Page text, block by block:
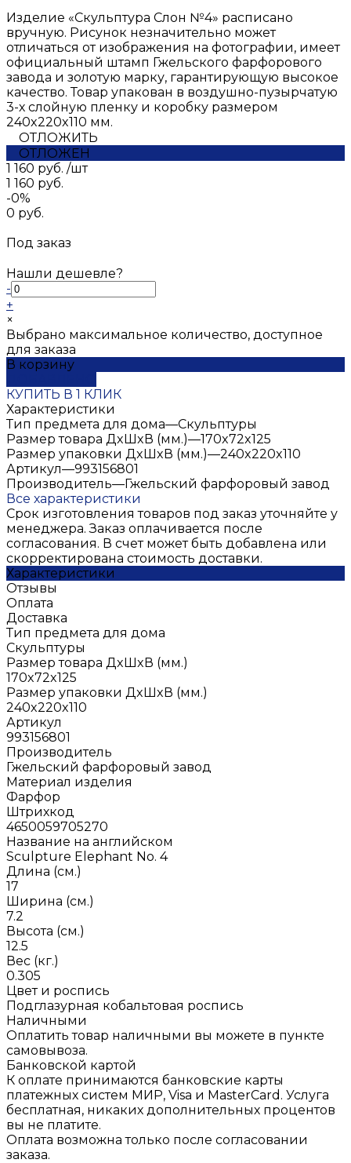
Изделие «Скульптура Слон №4» расписано
вручную. Рисунок незначительно может
отличаться от изображения на фотографии, имеет
официальный штамп Гжельского фарфорового
завода и золотую марку, гарантирующую высокое
качество. Товар упакован в воздушно-пузырчатую
3-х слойную пленку и коробку размером
240x220x110 мм.
ОТЛОЖИТЬ
ОТЛОЖЕН
1 160 руб. /шт
1 160 руб.
-0%
0 руб.
Под заказ
Нашли дешевле?
-
+
×
Выбрано максимальное количество, доступное
для заказа
В корзину
КУПИТЬ В 1 КЛИК
Характеристики
Тип предмета для дома—Скульптуры
Размер товара ДxШxВ (мм.)—170x72x125
Размер упаковки ДxШxВ (мм.)—240x220x110
Артикул—993156801
Производитель—Гжельский фарфоровый завод
Все характеристики
Срок изготовления товаров под заказ уточняйте у
менеджера. Заказ оплачивается после
согласования. В счет может быть добавлена или
скорректирована стоимость доставки.
Характеристики
Отзывы
Оплата
Доставка
Тип предмета для дома
Скульптуры
Размер товара ДxШxВ (мм.)
170x72x125
Размер упаковки ДxШxВ (мм.)
240x220x110
Артикул
993156801
Производитель
Гжельский фарфоровый завод
Материал изделия
Фарфор
Штрихкод
4650059705270
Название на английском
Sculpture Elephant No. 4
Длина (см.)
17
Ширина (см.)
7.2
Высота (см.)
12.5
Вес (кг.)
0.305
Цвет и роспись
Подглазурная кобальтовая роспись
Наличными
Оплатить товар наличными вы можете в пункте
самовывоза.
Банковской картой
К оплате принимаются банковские карты
платежных систем МИР, Visa и MasterCard. Услуга
бесплатная, никаких дополнительных процентов
вы не платите.
Оплата возможна только после согласовании
заказа.